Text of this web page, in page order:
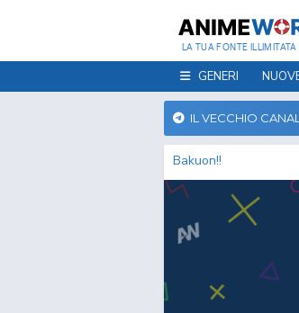
LA TUA FONTE
GENERI
IL VECCHIO
Bakuon!!